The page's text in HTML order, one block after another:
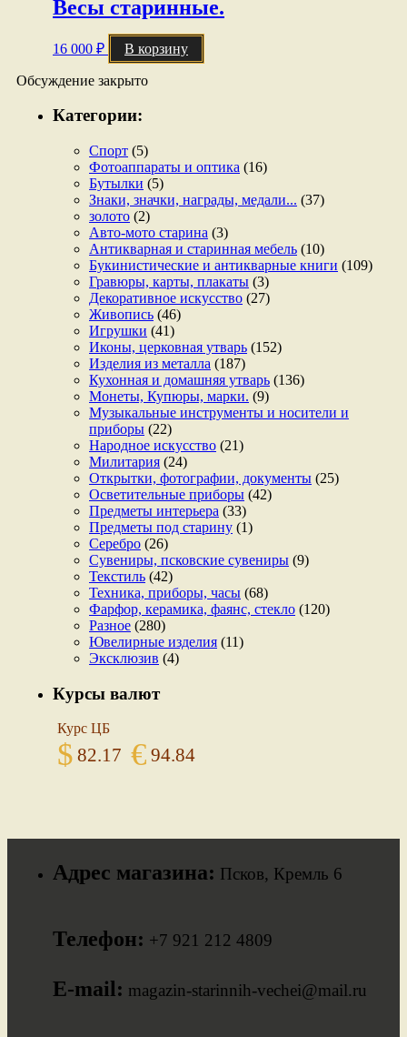
Весы старинные.
16 000 ₽ В корзину
Обсуждение закрыто
Категории:
Спорт (5)
Фотоаппараты и оптика (16)
Бутылки (5)
Знаки, значки, награды, медали... (37)
золото (2)
Авто-мото старина (3)
Антикварная и старинная мебель (10)
Букинистические и антикварные книги (109)
Гравюры, карты, плакаты (3)
Декоративное искусство (27)
Живопись (46)
Игрушки (41)
Иконы, церковная утварь (152)
Изделия из металла (187)
Кухонная и домашняя утварь (136)
Монеты, Купюры, марки. (9)
Музыкальные инструменты и носители и
приборы (22)
Народное искусство (21)
Милитария (24)
Открытки, фотографии, документы (25)
Осветительные приборы (42)
Предметы интерьера (33)
Предметы под старину (1)
Серебро (26)
Сувениры, псковские сувениры (9)
Текстиль (42)
Техника, приборы, часы (68)
Фарфор, керамика, фаянс, стекло (120)
Разное (280)
Ювелирные изделия (11)
Эксклюзив (4)
Курсы валют
Курс ЦБ
$ 82.17 € 94.84
Адрес магазина: Псков, Кремль 6
Телефон: +7 921 212 4809
E-mail: magazin-starinnih-vechei@mail.ru